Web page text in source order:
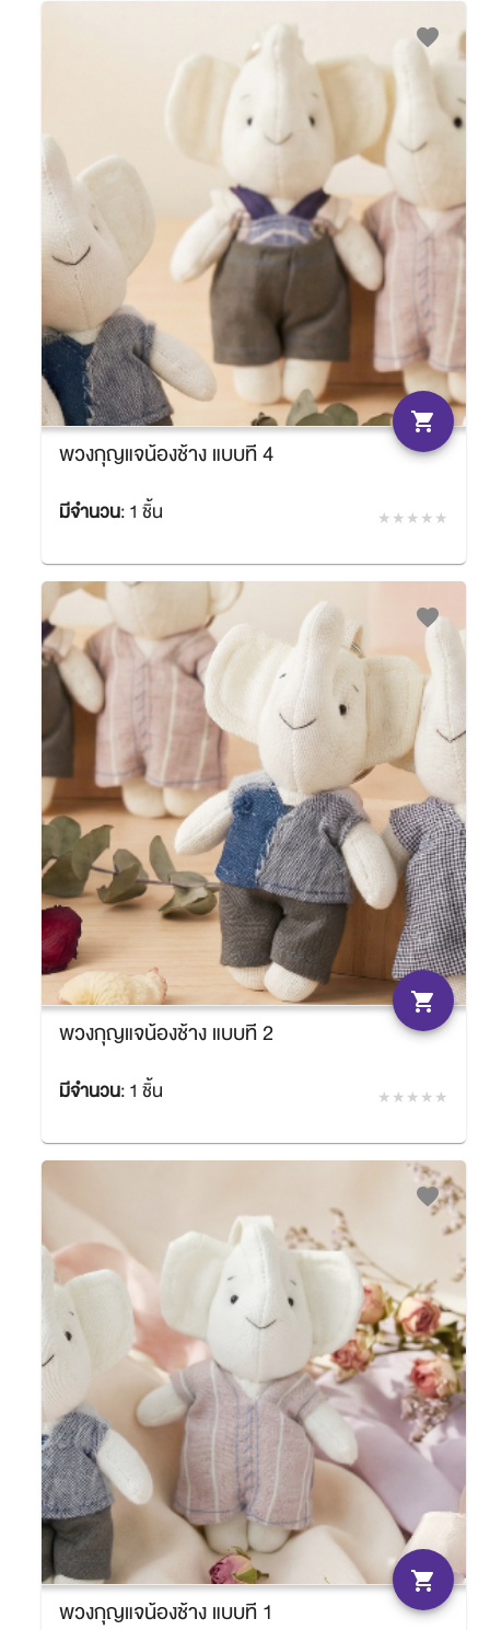
favorite
พวงกุญแจน้องช้าง แบบที่ 4
มีจำนวน:1 ชิ้น
shopping_cart
favorite
พวงกุญแจน้องช้าง แบบที่ 2
มีจำนวน:1 ชิ้น
shopping_cart
favorite
พวงกุญแจน้องช้าง แบบที่ 1
shopping_cart